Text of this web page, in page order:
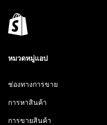
หมวดหมู่แอป
ช่องทางการขาย
การหาสินค้า
การขายสินค้า